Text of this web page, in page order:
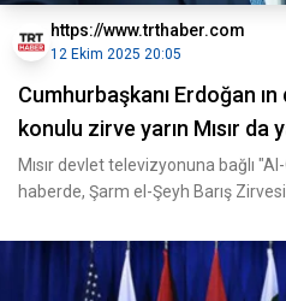
https://www.trthaber.com
12 Ekim 2025 20:05
Cumhurbaşkanı Erdoğan ın
konulu zirve yarın Mısır da
Mısır devlet televizyonuna bağlı
haberde, Şarm el-Şeyh Barış